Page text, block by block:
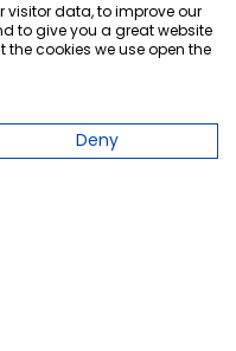
visitor data, to improve our
to give you a great website
cookies we use open the
Deny